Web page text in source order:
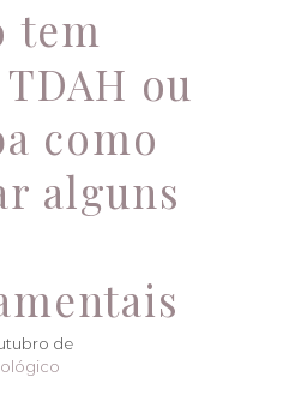
tem
ou
como
alguns
de